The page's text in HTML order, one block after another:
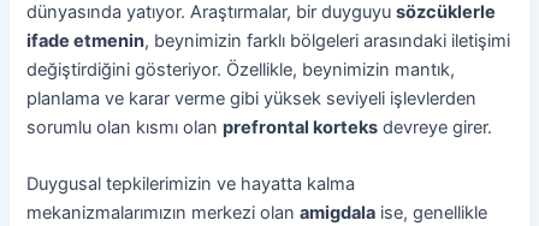
dünyasında yatıyor. Araştırmalar, bir duyguyusözcüklerle
ifade etmenin, beynimizin farklı bölgeleri arasındaki iletişimi
değiştirdiğini gösteriyor. Özellikle, beynimizin mantık,
planlama ve karar verme gibi yüksek seviyeli işlevlerden
sorumlu olan kısmı olanprefrontal korteks devreye girer.
Duygusal tepkilerimizin ve hayatta kalma
mekanizmalarımızın merkezi olanamigdala ise, genellikle